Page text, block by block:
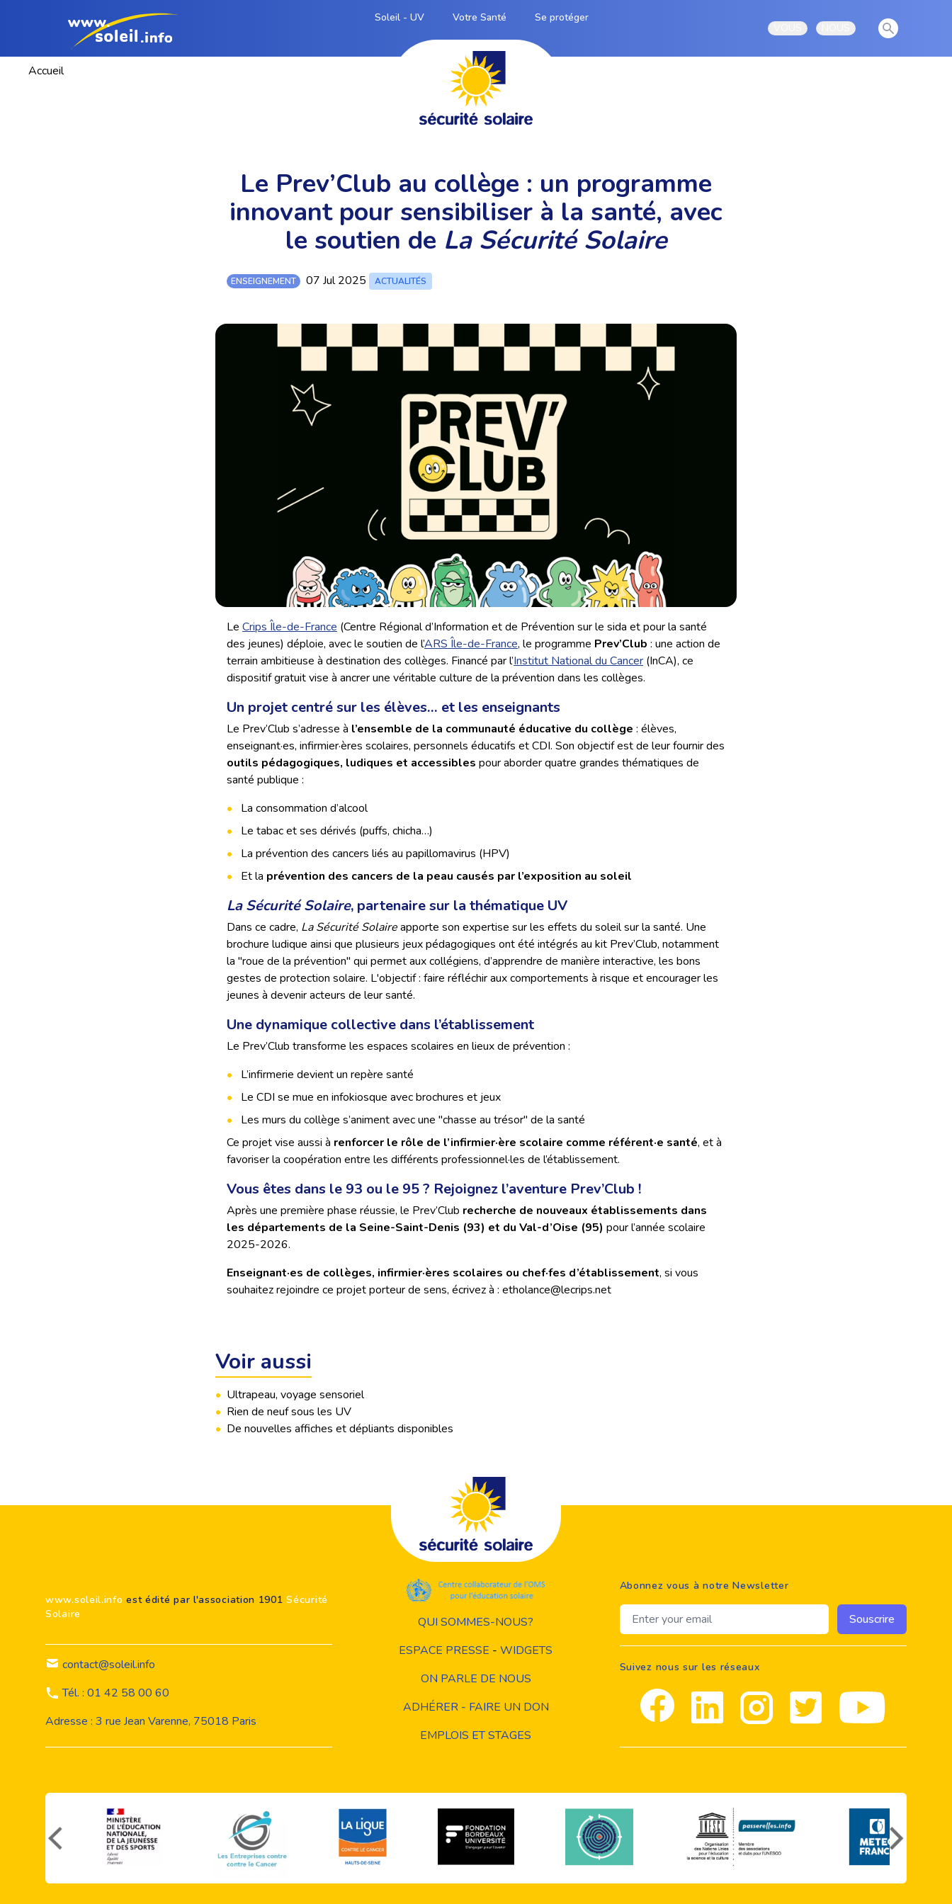
Soleil - UV Votre Santé
Se protéger
Open user menuOpen user menu
View
Accueil
Le Prev’Club au collège : un programme
innovant pour sensibiliser à la santé, avec
le soutien de La Sécurité Solaire
ENSEIGNEMENT 07 Jul 2025 ACTUALITÉS
Le Crips Île-de-France (Centre Régional d’Information et de Prévention sur le sida et pour la santé
des jeunes) déploie, avec le soutien de l’ARS Île-de-France, le programme Prev’Club : une action de
terrain ambitieuse à destination des collèges. Financé par l’Institut National du Cancer (InCA), ce
dispositif gratuit vise à ancrer une véritable culture de la prévention dans les collèges.
Un projet centré sur les élèves… et les enseignants
Le Prev’Club s’adresse à l’ensemble de la communauté éducative du collège : élèves,
enseignant·es, infirmier·ères scolaires, personnels éducatifs et CDI. Son objectif est de leur fournir des
outils pédagogiques, ludiques et accessibles pour aborder quatre grandes thématiques de
santé publique :
La consommation d’alcool
Le tabac et ses dérivés (puffs, chicha…)
La prévention des cancers liés au papillomavirus (HPV)
Et la prévention des cancers de la peau causés par l’exposition au soleil
La Sécurité Solaire, partenaire sur la thématique UV
Dans ce cadre, La Sécurité Solaireapporte son expertise sur les effets du soleil sur la santé. Une
brochure ludique ainsi que plusieurs jeux pédagogiques ont été intégrés au kit Prev’Club, notamment
la "roue de la prévention" qui permet aux collégiens, d’apprendre de manière interactive, les bons
gestes de protection solaire. L'objectif : faire réfléchir aux comportements à risque et encourager les
jeunes à devenir acteurs de leur santé.
Une dynamique collective dans l’établissement
Le Prev’Club transforme les espaces scolaires en lieux de prévention :
L’infirmerie devient un repère santé
Le CDI se mue en infokiosque avec brochures et jeux
Les murs du collège s’animent avec une "chasse au trésor" de la santé
Ce projet vise aussi à renforcer le rôle de l’infirmier·ère scolaire comme référent·e santé, et à
favoriser la coopération entre les différents professionnel·les de l’établissement.
Vous êtes dans le 93 ou le 95 ? Rejoignez l’aventure Prev’Club !
Après une première phase réussie, le Prev’Club recherche de nouveaux établissements dans
les départements de la Seine-Saint-Denis (93) et du Val-d’Oise (95) pour l’année scolaire
2025-2026.
Enseignant·es de collèges, infirmier·ères scolaires ou chef·fes d’établissement, si vous
souhaitez rejoindre ce projet porteur de sens, écrivez à : etholance@lecrips.net
Voir aussi
• Ultrapeau, voyage sensoriel
• Rien de neuf sous les UV
• De nouvelles affiches et dépliants disponibles
www.soleil.info est édité par l'association 1901Sécurité
Solaire
contact@soleil.info
Tél. : 01 42 58 00 60
Adresse : 3 rue Jean Varenne, 75018 Paris
QUI SOMMES-NOUS?
ESPACE PRESSE - WIDGETS
ON PARLE DE NOUS
ADHÉRER - FAIRE UN DON
EMPLOIS ET STAGES
Abonnez vous à notre Newsletter
Email address Souscrire
Suivez nous sur les réseaux
Facebook Linkedin Instagram Twitter youtube